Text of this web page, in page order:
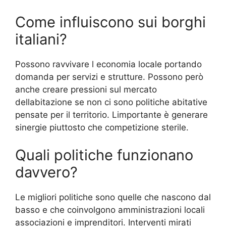
Come influiscono sui borghi
italiani?
Possono ravvivare l economia locale portando
domanda per servizi e strutture. Possono però
anche creare pressioni sul mercato
dellabitazione se non ci sono politiche abitative
pensate per il territorio. Limportante è generare
sinergie piuttosto che competizione sterile.
Quali politiche funzionano
davvero?
Le migliori politiche sono quelle che nascono dal
basso e che coinvolgono amministrazioni locali
associazioni e imprenditori. Interventi mirati